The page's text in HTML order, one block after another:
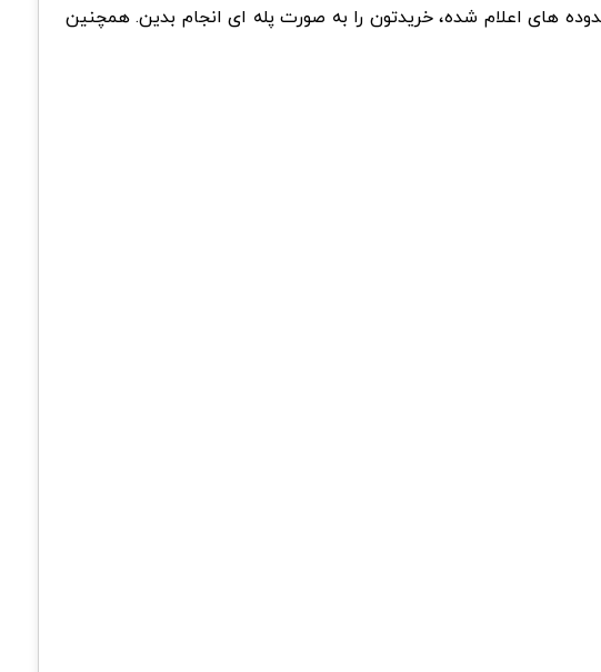
های اعلام شده، خریدتون را به صورت پله ای انجام بدین. همچنین